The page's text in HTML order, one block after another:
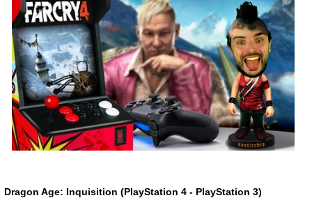
Dragon Age: Inquisition (PlayStation 4 - PlayStation 3)